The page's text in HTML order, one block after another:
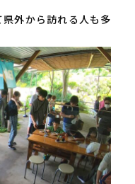
外から訪れる人も多